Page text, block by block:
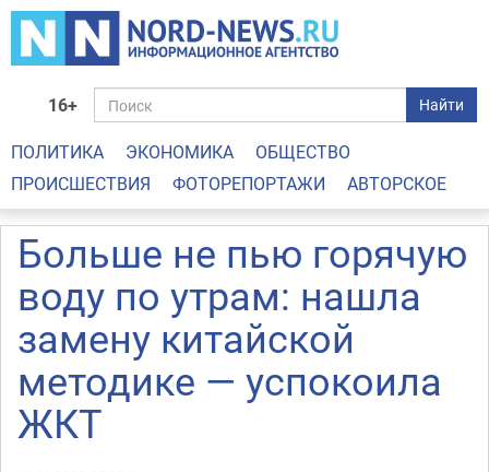
16+ Найти
ПОЛИТИКА ЭКОНОМИКА
ОБЩЕСТВО
ПРОИСШЕСТВИЯ
ФОТОРЕПОРТАЖИ АВТОРСКОЕ
Больше не пью горячую
воду по утрам: нашла
замену китайской
методике — успокоила
ЖКТ